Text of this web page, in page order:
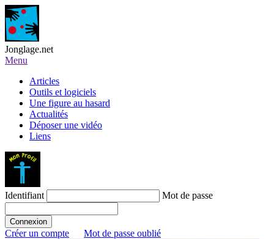
Jonglage.net
Menu
Articles
Outils et logiciels
Une figure au hasard
Actualités
Déposer une vidéo
Liens
Identifiant Mot de passe
Créer un compte Mot de passe oublié